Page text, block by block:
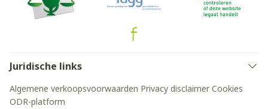
Juridische links
Algemene verkoopsvoorwaarden Privacy disclaimer Cookies
ODR-platform